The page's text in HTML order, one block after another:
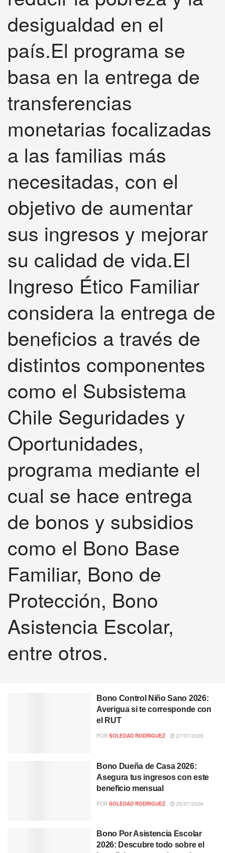
desigualdad en el
país.El programa se
basa en la entrega de
transferencias
monetarias focalizadas
a las familias más
necesitadas, con el
objetivo de aumentar
sus ingresos y mejorar
su calidad de vida.El
Ingreso Ético Familiar
considera la entrega de
beneficios a través de
distintos componentes
como el Subsistema
Chile Seguridades y
Oportunidades,
programa mediante el
cual se hace entrega
de bonos y subsidios
como el Bono Base
Familiar, Bono de
Protección, Bono
Asistencia Escolar,
entre otros.
Bono Control Niño Sano 2026:
Averigua si te corresponde con
el RUT
PORSOLEDAD RODRIGUEZ 27/07/2026
Bono Dueña de Casa 2026:
Asegura tus ingresos con este
beneficio mensual
PORSOLEDAD RODRIGUEZ 25/07/2026
Bono Por Asistencia Escolar
2026: Descubre todo sobre el